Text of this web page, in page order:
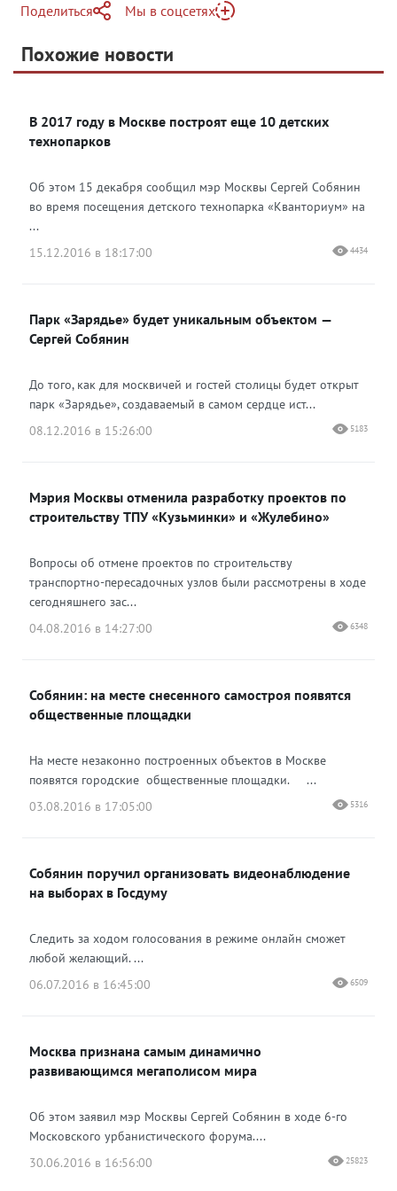
Поделиться
Telegram
Одноклассники
Мы в соцсетях
Яндекс Дзен
Похожие новости
В 2017 году в Москве построят еще 10 детских
технопарков
Об этом 15 декабря сообщил мэр Москвы Сергей Собянин
во время посещения детского технопарка «Кванториум» на
...
15.12.2016 в 18:17:00
4434
Парк «Зарядье» будет уникальным объектом —
Сергей Собянин
До того, как для москвичей и гостей столицы будет открыт
парк «Зарядье», создаваемый в самом сердце ист...
08.12.2016 в 15:26:00
5183
Мэрия Москвы отменила разработку проектов по
строительству ТПУ «Кузьминки» и «Жулебино»
Вопросы об отмене проектов по строительству
транспортно-пересадочных узлов были рассмотрены в ходе
сегодняшнего зас...
04.08.2016 в 14:27:00
6348
Собянин: на месте снесенного самостроя появятся
общественные площадки
На месте незаконно построенных объектов в Москве
появятся городские общественные площадки. ...
03.08.2016 в 17:05:00
5316
Собянин поручил организовать видеонаблюдение
на выборах в Госдуму
Следить за ходом голосования в режиме онлайн сможет
любой желающий. ...
06.07.2016 в 16:45:00
6509
Москва признана самым динамично
развивающимся мегаполисом мира
Об этом заявил мэр Москвы Сергей Собянин в ходе 6-го
Московского урбанистического форума....
30.06.2016 в 16:56:00
25823